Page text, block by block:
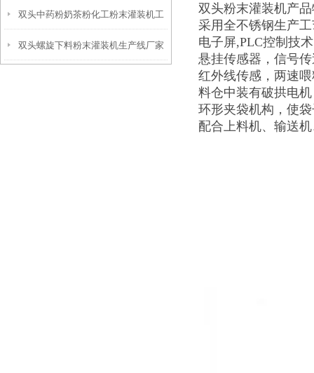
品参数
双头中药粉奶茶粉化工粉末灌装机工
作原理
双头螺旋下料粉末灌装机生产线厂家
双头粉末灌装机产
采用全不锈钢生产
电子屏,PLC控制技
悬挂传感器，信号
红外线传感，两速
料仓中装有破拱电
环形夹袋机构，使
配合上料机、输送